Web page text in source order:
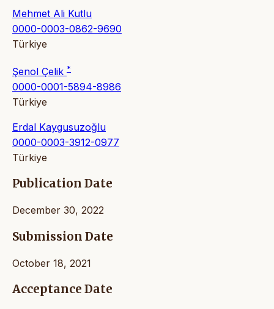
Mehmet Ali Kutlu
0000-0003-0862-9690
Türkiye
Şenol Çelik *
0000-0001-5894-8986
Türkiye
Erdal Kaygusuzoğlu
0000-0003-3912-0977
Türkiye
Publication Date
December 30, 2022
Submission Date
October 18, 2021
Acceptance Date